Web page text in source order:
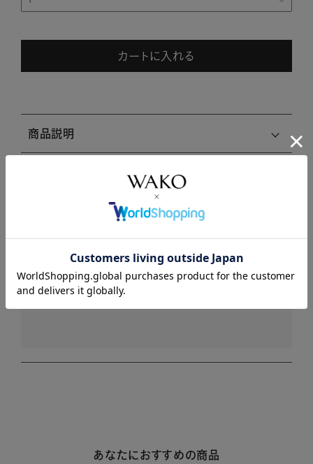
カートに入れる
商品説明
注意事項・キャンセル・返品
レビューはありません。
あなたにおすすめの商品